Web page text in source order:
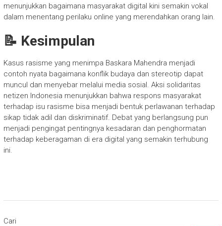
menunjukkan bagaimana masyarakat digital kini semakin vokal
dalam menentang perilaku online yang merendahkan orang lain.
📝 Kesimpulan
Kasus rasisme yang menimpa Baskara Mahendra menjadi
contoh nyata bagaimana konflik budaya dan stereotip dapat
muncul dan menyebar melalui media sosial. Aksi solidaritas
netizen Indonesia menunjukkan bahwa respons masyarakat
terhadap isu rasisme bisa menjadi bentuk perlawanan terhadap
sikap tidak adil dan diskriminatif. Debat yang berlangsung pun
menjadi pengingat pentingnya kesadaran dan penghormatan
terhadap keberagaman di era digital yang semakin terhubung
ini.
Cari